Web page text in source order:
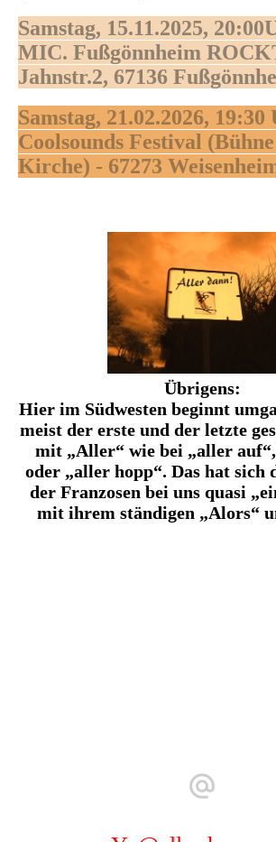
Samstag, 15.11.2025,
MIC. Fußgönnheim
Jahnstr.2, 67136
Samstag, 21.02.2026, 19:30
Coolsounds Festival
Kirche) - 67273
Übrigens:
Hier im Südwesten beginnt
meist der erste und der letzte
mit „Aller“ wie bei „aller
oder „aller hopp“. Das hat sich
der Franzosen bei uns quasi
mit ihrem ständigen „Alors“